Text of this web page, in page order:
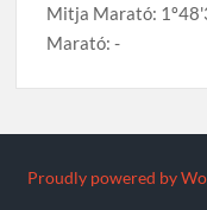
Mitja Marató:
Marató: -
Proudly powered by